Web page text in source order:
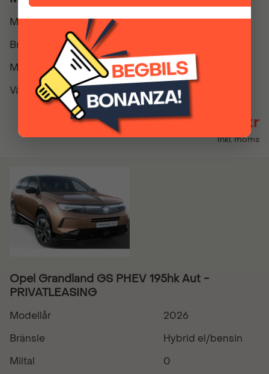
Modellår
2026
Bränsle
Miltal
0
Växellåda
Automatisk
569 900 kr
Inkl. moms
Opel Grandland GS PHEV 195hk Aut -
PRIVATLEASING
Modellår
2026
Bränsle
Hybrid el/bensin
Miltal
0